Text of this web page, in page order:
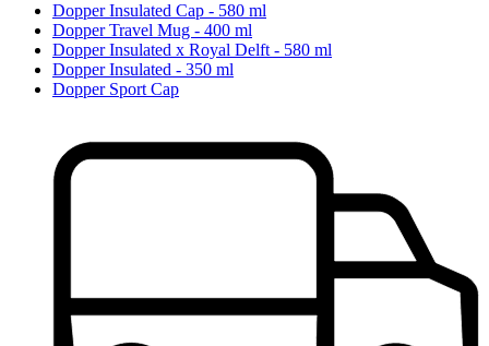
Dopper Insulated Cap - 580 ml
Dopper Travel Mug - 400 ml
Dopper Insulated x Royal Delft - 580 ml
Dopper Insulated - 350 ml
Dopper Sport Cap